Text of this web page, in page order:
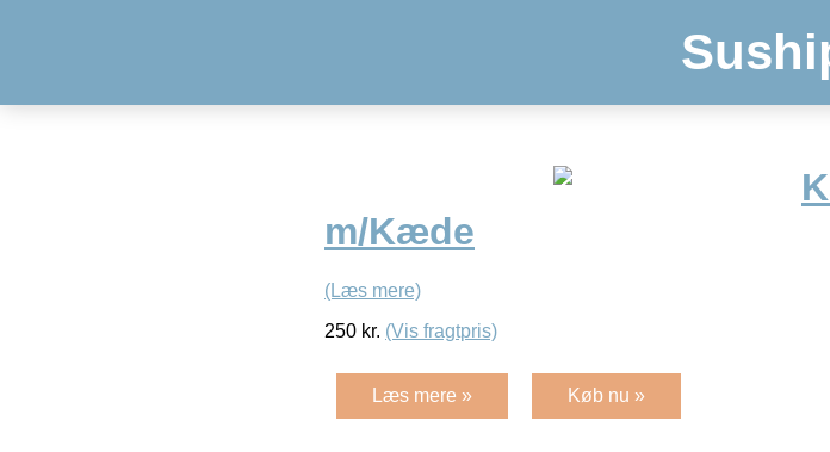
m/Kæde
(Læs mere)
250 kr. (Vis fragtpris)
Læs mere » Køb nu »